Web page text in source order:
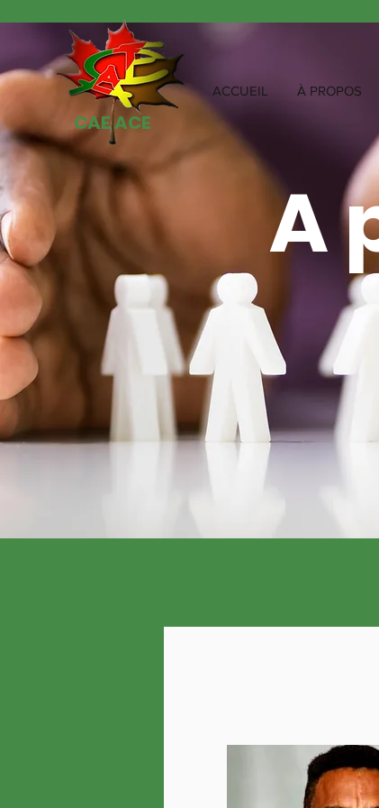
CAE ACE
ACCUEIL À PROPOS
A